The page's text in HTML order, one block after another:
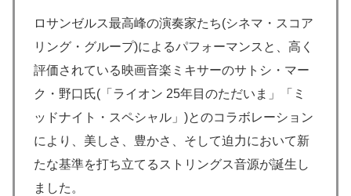
ロサンゼルス最高峰の演奏家たち(シネマ・スコア
リング・グループ)によるパフォーマンスと、高く
評価されている映画音楽ミキサーのサトシ・マー
ク・野口氏(「ライオン 25年目のただいま」「ミ
ッドナイト・スペシャル」)とのコラボレーション
により、美しさ、豊かさ、そして迫力において新
たな基準を打ち立てるストリングス音源が誕生し
ました。